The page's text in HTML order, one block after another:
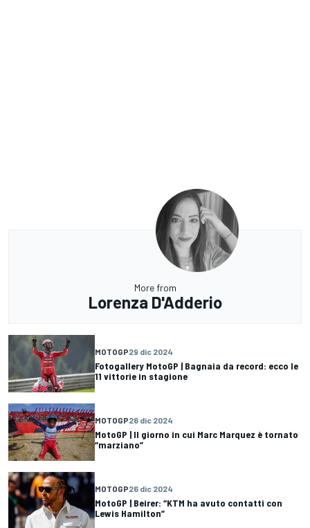
More from
Lorenza D'Adderio
MOTOGP29 dic 2024
Fotogallery MotoGP | Bagnaia da record: ecco le
11 vittorie in stagione
MOTOGP26 dic 2024
MotoGP | Il giorno in cui Marc Marquez è tornato
“marziano”
MOTOGP26 dic 2024
MotoGP | Beirer: “KTM ha avuto contatti con
Lewis Hamilton”